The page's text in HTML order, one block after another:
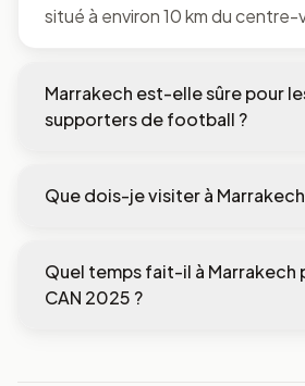
situé à environ 10 km du centre-
Marrakech est-elle sûre pour
supporters de football ?
sollicitations et de pickpockets.
Évitez les ruelles de la médina
Que dois-je visiter à
Fnaa, les souks de la Médina, le
Quel temps fait-il à Marrakech
CAN 2025 ?